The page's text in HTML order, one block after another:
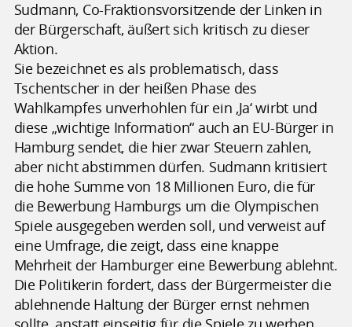
Sudmann, Co-Fraktionsvorsitzende der Linken in
der Bürgerschaft, äußert sich kritisch zu dieser
Aktion.
Sie bezeichnet es als problematisch, dass
Tschentscher in der heißen Phase des
Wahlkampfes unverhohlen für ein ‚Ja‘ wirbt und
diese „wichtige Information“ auch an EU-Bürger in
Hamburg sendet, die hier zwar Steuern zahlen,
aber nicht abstimmen dürfen. Sudmann kritisiert
die hohe Summe von 18 Millionen Euro, die für
die Bewerbung Hamburgs um die Olympischen
Spiele ausgegeben werden soll, und verweist auf
eine Umfrage, die zeigt, dass eine knappe
Mehrheit der Hamburger eine Bewerbung ablehnt.
Die Politikerin fordert, dass der Bürgermeister die
ablehnende Haltung der Bürger ernst nehmen